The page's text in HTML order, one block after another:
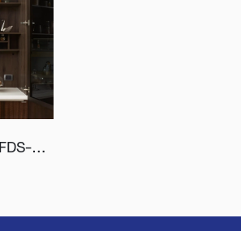
LWT120/2G(007)FDS-124